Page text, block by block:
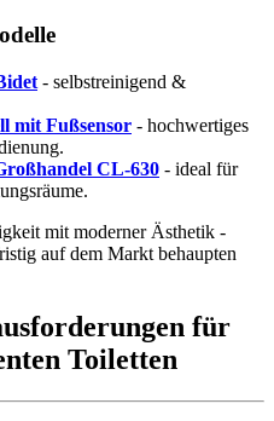
- selbstreinigend &
mit Fußsensor - hochwertiges
CL-630 - ideal für
mit moderner Ästhetik -
auf dem Markt behaupten
für
Toiletten